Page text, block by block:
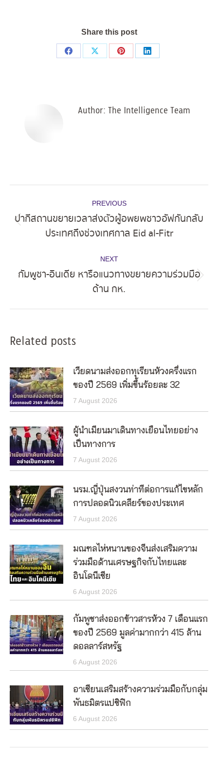
Share this post
Share
Share
Share
Share
Author: The Intelligence Team
navigation
PREVIOUS
Previous
post:
ปากีสถานขยายเวลาส่งตัวผู้อพยพชาวอัฟกันกลับ
ประเทศถึงช่วงเทศกาล Eid al-Fitr
NEXT
post:
กัมพูชา-อินเดีย หารือแนวทางขยายความร่วมมือ
ด้าน กห.
Related posts
เวียดนามส่งออกทุเรียนห้วงครึ่งแรก
ของปี 2569 เพิ่มขึ้นร้อยละ 32
7 August 2026
ผู้นำเมียนมาเดินทางเยือนไทยอย่าง
เป็นทางการ
7 August 2026
นรม.ญี่ปุ่นสงวนท่าทีต่อการแก้ไขหลัก
การปลอดนิวเคลียร์ของประเทศ
7 August 2026
มณฑลไห่หนานของจีนส่งเสริมความ
ร่วมมือด้านเศรษฐกิจกับไทยและ
อินโดนีเซีย
6 August 2026
กัมพูชาส่งออกข้าวสารห้วง 7 เดือนแรก
ของปี 2569 มูลค่ามากกว่า 415 ล้าน
ดอลลาร์สหรัฐ
6 August 2026
อาเซียนเสริมสร้างความร่วมมือกับกลุ่ม
พันธมิตรแปซิฟิก
6 August 2026